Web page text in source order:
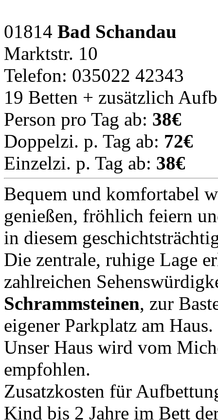
01814 Bad Schandau
Marktstr. 10
Telefon: 035022 42343
19 Betten + zusätzlich
Person pro Tag ab: 38€
Doppelzi. p. Tag ab: 72€
Einzelzi. p. Tag ab: 38€
Bequem und komfortabel
genießen, fröhlich feiern
in diesem
Die zentrale, ruhige Lage
zahlreichen
Schrammsteinen, zur
eigener Parkplatz am Haus.
Unser Haus wird vom
empfohlen.
Zusatzkosten für
Kind bis 2 Jahre im Bett